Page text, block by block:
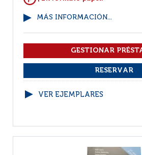
MÁS INFORMACIÓN...
VER EJEMPLARES